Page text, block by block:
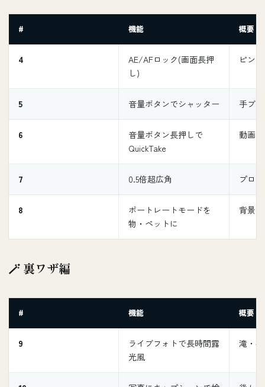
# 機能 概要
4
AE/AFロック(画面長押
し)
ピン
5 音量ボタンでシャッター 手ブ
6
音量ボタン長押しで
QuickTake
動画
7 0.5倍超広角 プロ
8
ポートレートモードを
物・ペットに
背景
🪄 裏ワザ編
# 機能 概要
9
ライブフォトで長時間露
光風
滝・